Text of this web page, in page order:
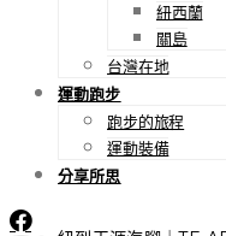
紐西蘭
關島
台灣在地
運動跑步
跑步的旅程
運動裝備
分享所思